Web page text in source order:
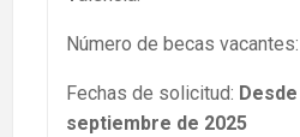
Número de becas vacantes:
Fechas de solicitud:
septiembre de 2025